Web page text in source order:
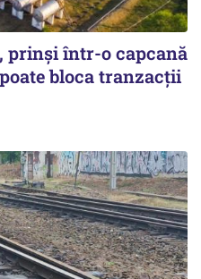
prinși într-o capcană
bloca tranzacții